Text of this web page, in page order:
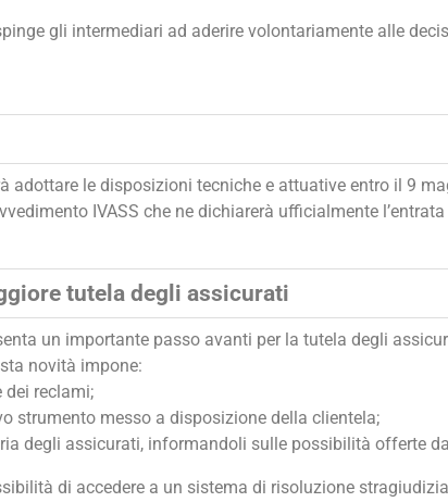
gli intermediari ad aderire volontariamente alle
adottare le disposizioni tecniche e attuative entro il 9
IVASS che ne dichiarerà ufficialmente
tutela degli assicurati
un importante passo avanti per la tutela degli
novità impone:
dei reclami;
strumento messo a disposizione della clientela;
degli assicurati, informandoli sulle possibilità offerte
di accedere a un sistema di risoluzione